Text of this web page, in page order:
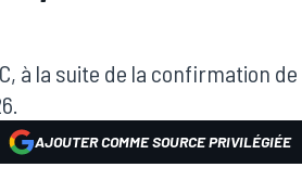
à la suite de la confirmation de
AJOUTER COMME SOURCE PRIVILÉGIÉE